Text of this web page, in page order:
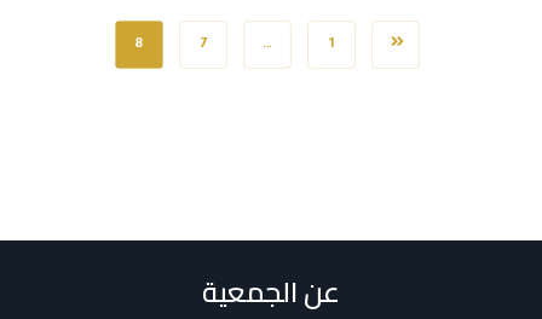
1
…
7
8
عن الجمعية